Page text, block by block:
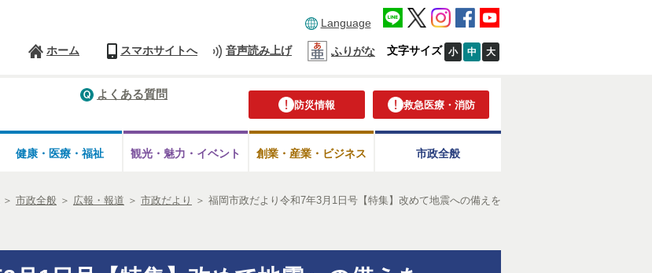
Language
ホーム スマホサイトへ 音声読み上げ ふりがな 文字サイズ 小 中 大
防災情報 救急医療・消防
よくある質問
健康・医療・ 福祉 観光・魅力・ イベント 創業・産業・ビジネス 市政全般
＞ 市政全般 ＞ 広報・報道 ＞ 市政だより ＞ 福岡市政だより令和7年3月1日号【特集】改めて地震への備えを